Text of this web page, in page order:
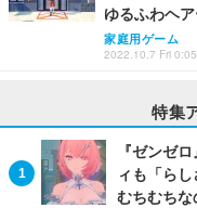
ゆるふわヘ
家庭用ゲーム
2022.10.7 Fri 0:05
特集
『ゼンゼ
ィも「ら
むちむちな